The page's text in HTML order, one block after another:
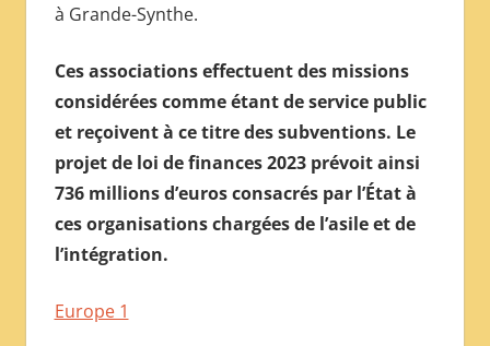
à Grande-Synthe.
Ces associations effectuent des missions
considérées comme étant de service public
et reçoivent à ce titre des subventions. Le
projet de loi de finances 2023 prévoit ainsi
736 millions d’euros consacrés par l’État à
ces organisations chargées de l’asile et de
l’intégration.
Europe 1